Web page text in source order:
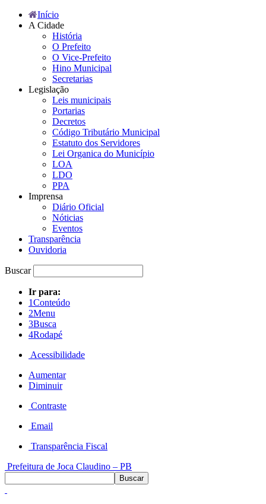
Início
A Cidade
História
O Prefeito
O Vice-Prefeito
Hino Municipal
Secretarias
Legislação
Leis municipais
Portarias
Decretos
Código Tributário Municipal
Estatuto dos Servidores
Lei Organica do Município
LOA
LDO
PPA
Imprensa
Diário Oficial
Nóticias
Eventos
Transparência
Ouvidoria
Buscar
Ir para:
1Conteúdo
2Menu
3Busca
4Rodapé
Acessibilidade
Aumentar
Diminuir
Contraste
Email
Transparência Fiscal
Prefeitura de Joca Claudino – PB